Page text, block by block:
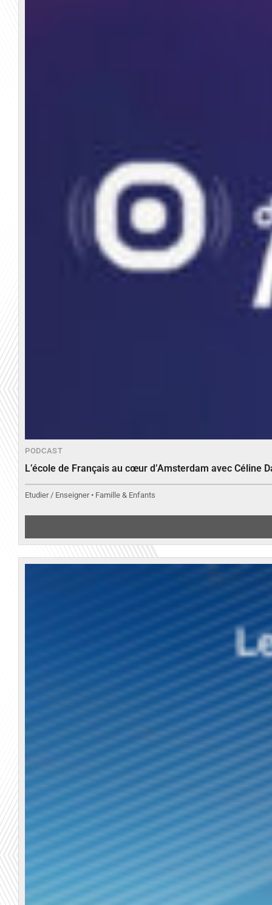
PODCAST
L’école de Français au cœur d’Amsterdam avec Céline
Etudier / Enseigner • Famille & Enfants